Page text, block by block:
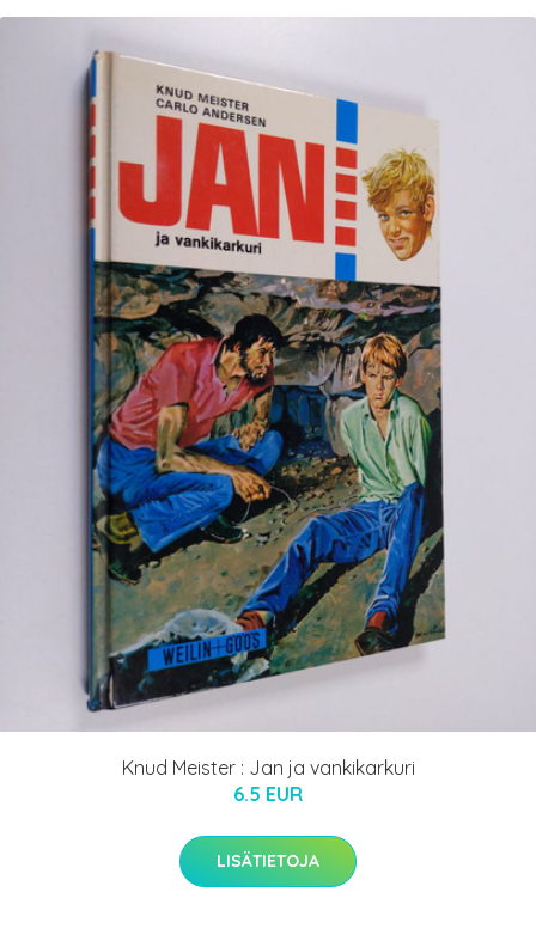
Knud Meister : Jan ja vankikarkuri
6.5 EUR
LISÄTIETOJA